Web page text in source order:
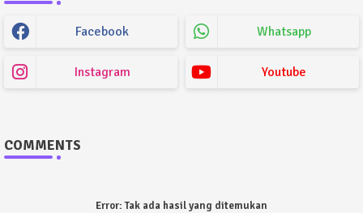
Facebook Whatsapp
Instagram Youtube
COMMENTS
Error:Tak ada hasil yang ditemukan